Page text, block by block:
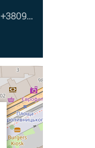
+3809...